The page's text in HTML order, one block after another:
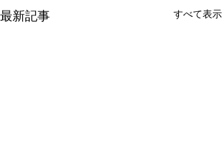
最新記事 すべて表示